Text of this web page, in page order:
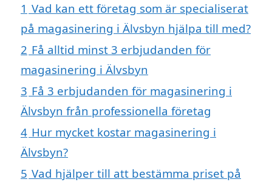
1 Vad kan ett företag som är specialiserat
på magasinering i Älvsbyn hjälpa till med?
2 Få alltid minst 3 erbjudanden för
magasinering i Älvsbyn
3 Få 3 erbjudanden för magasinering i
Älvsbyn från professionella företag
4 Hur mycket kostar magasinering i
Älvsbyn?
5 Vad hjälper till att bestämma priset på